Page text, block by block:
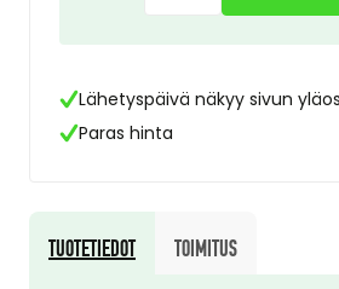
Lähetyspäivä näkyy sivun
Paras hinta
Tuotetiedot Toimitus